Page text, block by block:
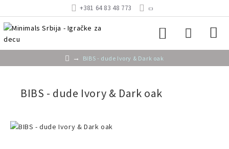
+381 64 83 48 773
BIBS - dude Ivory & Dark oak
BIBS - dude Ivory & Dark oak